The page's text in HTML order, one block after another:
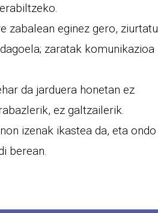
zabalean eginez gero, ziurtatu
zaratak komunikazioa
da jarduera honetan ez
ez galtzailerik.
izenak ikastea da, eta ondo
berean.